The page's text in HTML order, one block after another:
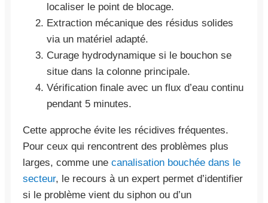
localiser le point de blocage.
Extraction mécanique des résidus solides
via un matériel adapté.
Curage hydrodynamique si le bouchon se
situe dans la colonne principale.
Vérification finale avec un flux d’eau continu
pendant 5 minutes.
Cette approche évite les récidives fréquentes.
Pour ceux qui rencontrent des problèmes plus
larges, comme une canalisation bouchée dans le
secteur, le recours à un expert permet d’identifier
si le problème vient du siphon ou d’un